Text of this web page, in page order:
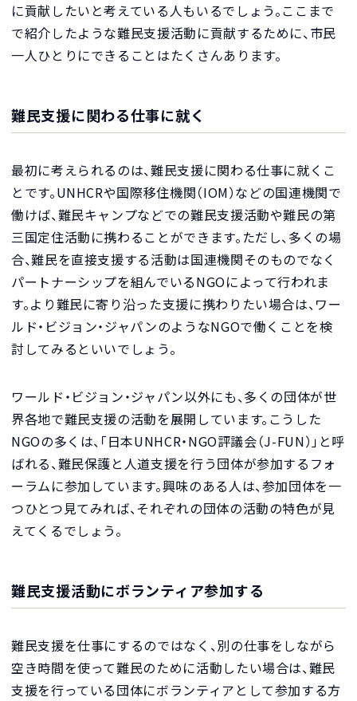
に貢献したいと考えている人もいるでしょう。ここまで
で紹介したような難民支援活動に貢献するために、市民
一人ひとりにできることはたくさんあります。
難民支援に関わる仕事に就く
最初に考えられるのは、難民支援に関わる仕事に就くこ
とです。UNHCRや国際移住機関（IOM）などの国連機関で
働けば、難民キャンプなどでの難民支援活動や難民の第
三国定住活動に携わることができます。ただし、多くの場
合、難民を直接支援する活動は国連機関そのものでなく
パートナーシップを組んでいるNGOによって行われま
す。より難民に寄り沿った支援に携わりたい場合は、ワー
ルド・ビジョン・ジャパンのようなNGOで働くことを検
討してみるといいでしょう。
ワールド・ビジョン・ジャパン以外にも、多くの団体が世
界各地で難民支援の活動を展開しています。こうした
NGOの多くは、「日本UNHCR・NGO評議会（J-FUN）」と呼
ばれる、難民保護と人道支援を行う団体が参加するフォ
ーラムに参加しています。興味のある人は、参加団体を一
つひとつ見てみれば、それぞれの団体の活動の特色が見
えてくるでしょう。
難民支援活動にボランティア参加する
難民支援を仕事にするのではなく、別の仕事をしながら
空き時間を使って難民のために活動したい場合は、難民
支援を行っている団体にボランティアとして参加する方